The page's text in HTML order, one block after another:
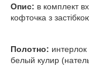
Опис: в комплект
кофточка з
Полотно:
белый кулир